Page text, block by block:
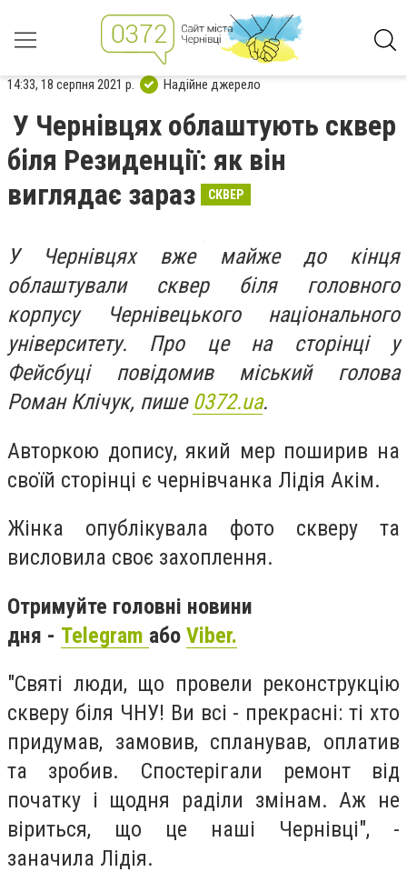
14:33, 18 серпня 2021 р. Надійне джерело
У Чернівцях облаштують сквер
біля Резиденції: як він
виглядає зараз
СКВЕР
У Чернівцях вже майже до кінця
облаштували сквер біля головного
корпусу Чернівецького національного
університету. Про це на сторінці у
Фейсбуці повідомив міський голова
Роман Клічук, пише 0372.ua.
Авторкою допису, який мер поширив на
своїй сторінці є чернівчанка Лідія Акім.
Жінка опублікувала фото скверу та
висловила своє захоплення.
Отримуйте головні новини
дня - Telegram або Viber.
"Святі люди, що провели реконструкцію
скверу біля ЧНУ! Ви всі - прекрасні: ті хто
придумав, замовив, спланував, оплатив
та зробив. Спостерігали ремонт від
початку і щодня раділи змінам. Аж не
віриться, що це наші Чернівці", -
заначила Лідія.